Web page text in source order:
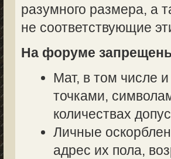
разумного размера, а
не соответствующие
На форуме
Мат, в том числе
точками,
количествах
Личные
адрес их пола,